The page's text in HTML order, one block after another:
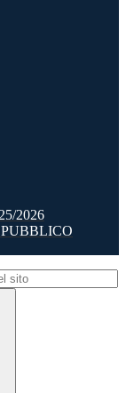
2026
PUBBLICO